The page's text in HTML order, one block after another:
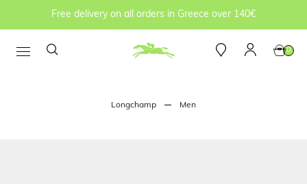
Free delivery on all orders in Greece over 140€
0
Longchamp Men